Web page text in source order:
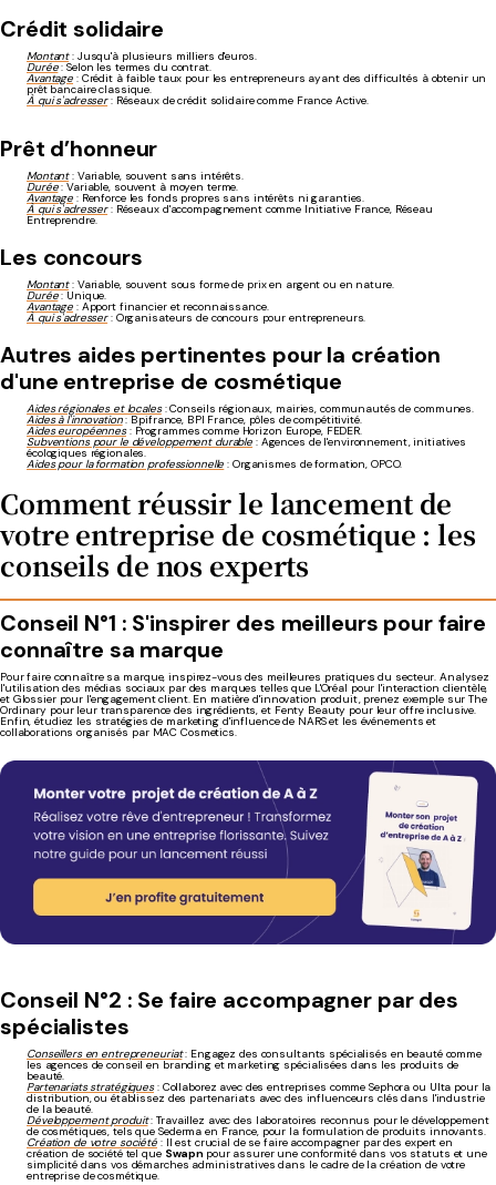
Crédit solidaire
Montant: Jusqu'à plusieurs milliers d'euros.
Durée: Selon les termes du contrat.
Avantage : Crédit à faible taux pour les entrepreneurs ayant des difficultés à obtenir un
prêt bancaire classique.
À qui s'adresser: Réseaux de crédit solidaire comme France Active.
Prêt d’honneur
Montant: Variable, souvent sans intérêts.
Durée: Variable, souvent à moyen terme.
Avantage : Renforce les fonds propres sans intérêts ni garanties.
À qui s'adresser: Réseaux d'accompagnement comme Initiative France, Réseau
Entreprendre.
Les concours
Montant: Variable, souvent sous forme de prix en argent ou en nature.
Durée: Unique.
Avantage : Apport financier et reconnaissance.
À qui s'adresser: Organisateurs de concours pour entrepreneurs.
Autres aides pertinentes pour la création
d'une entreprise de cosmétique
Aides régionales et locales: Conseils régionaux, mairies, communautés de communes.
Aides à l'innovation: Bpifrance, BPI France, pôles de compétitivité.
Aides européennes: Programmes comme Horizon Europe, FEDER.
Subventions pour le développement durable : Agences de l'environnement, initiatives
écologiques régionales.
Aides pour la formation professionnelle : Organismes de formation, OPCO.
Comment réussir le lancement de
votre entreprise de cosmétique : les
conseils de nos experts
Conseil N°1 : S'inspirer des meilleurs pour faire
connaître sa marque
Pour faire connaître sa marque, inspirez-vous des meilleures pratiques du secteur. Analysez
l'utilisation des médias sociaux par des marques telles que L'Oréal pour l'interaction clientèle,
et Glossier pour l'engagement client. En matière d'innovation produit, prenez exemple sur The
Ordinary pour leur transparence des ingrédients, et Fenty Beauty pour leur offre inclusive.
Enfin, étudiez les stratégies de marketing d'influence de NARS et les événements et
collaborations organisés par MAC Cosmetics.
Conseil N°2 : Se faire accompagner par des
spécialistes
Conseillers en entrepreneuriat: Engagez des consultants spécialisés en beauté comme
les agences de conseil en branding et marketing spécialisées dans les produits de
beauté.
Partenariats stratégiques: Collaborez avec des entreprises comme Sephora ou Ulta pour la
distribution, ou établissez des partenariats avec des influenceurs clés dans l'industrie
de la beauté.
Développement produit: Travaillez avec des laboratoires reconnus pour le développement
de cosmétiques, tels que Sederma en France, pour la formulation de produits innovants.
Création de votre société : Il est crucial de se faire accompagner par des expert en
création de société tel que Swapn pour assurer une conformité dans vos statuts et une
simplicité dans vos démarches administratives dans le cadre de la création de votre
entreprise de cosmétique.